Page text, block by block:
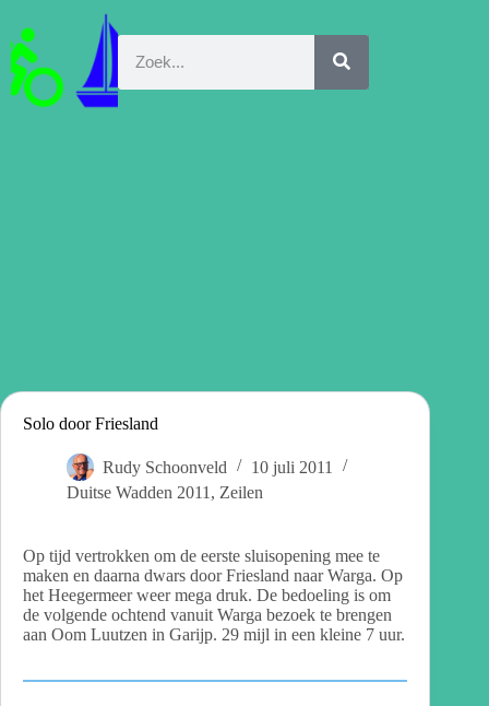
Solo door Friesland
Rudy Schoonveld
10 juli 2011
Duitse Wadden 2011 , Zeilen
Op tijd vertrokken om de eerste sluisopening mee te
maken en daarna dwars door Friesland naar Warga. Op
het Heegermeer weer mega druk. De bedoeling is om
de volgende ochtend vanuit Warga bezoek te brengen
aan Oom Luutzen in Garijp. 29 mijl in een kleine 7 uur.